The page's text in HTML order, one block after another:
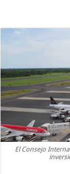
El Consejo